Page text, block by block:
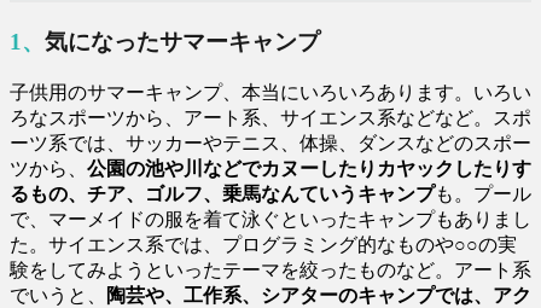
1、気になったサマーキャンプ
子供用のサマーキャンプ、本当にいろいろあります。いろい
ろなスポーツから、アート系、サイエンス系などなど。スポ
ーツ系では、サッカーやテニス、体操、ダンスなどのスポー
ツから、 公園の池や川などでカヌーしたりカヤックしたりす
るもの、チア、ゴルフ、乗馬なんていうキャンプも。プール
で、マーメイドの服を着て泳ぐといったキャンプもありまし
た。サイエンス系では、プログラミング的なものや○○の実
験をしてみようといったテーマを絞ったものなど。アート系
でいうと、
陶芸や、工作系、シアターのキャンプでは、アク